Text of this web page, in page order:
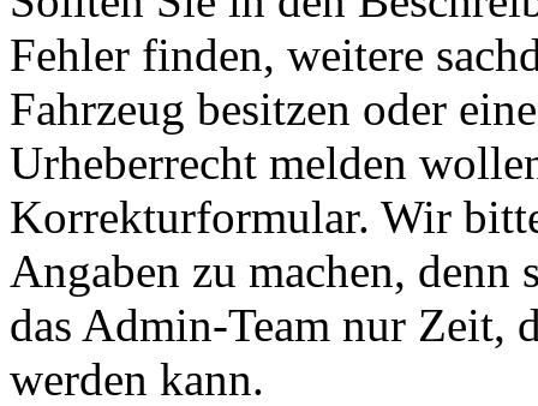
Fehler finden, weitere
Fahrzeug besitzen oder
Urheberrecht melden
Korrekturformular. Wir
Angaben zu machen,
das Admin-Team nur Zeit,
werden kann.